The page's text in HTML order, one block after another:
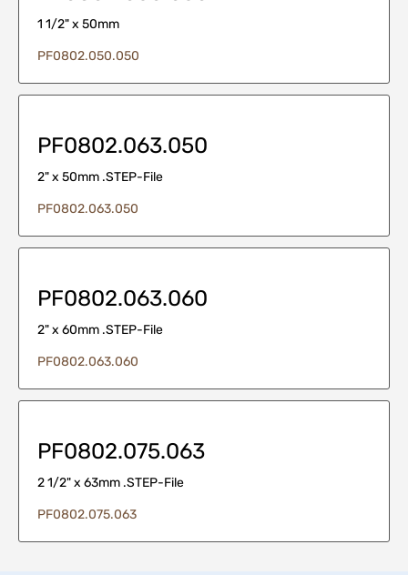
1 1/2" x 50mm
PF0802.050.050
PF0802.063.050
2" x 50mm .STEP-File
PF0802.063.050
PF0802.063.060
2" x 60mm .STEP-File
PF0802.063.060
PF0802.075.063
2 1/2" x 63mm .STEP-File
PF0802.075.063